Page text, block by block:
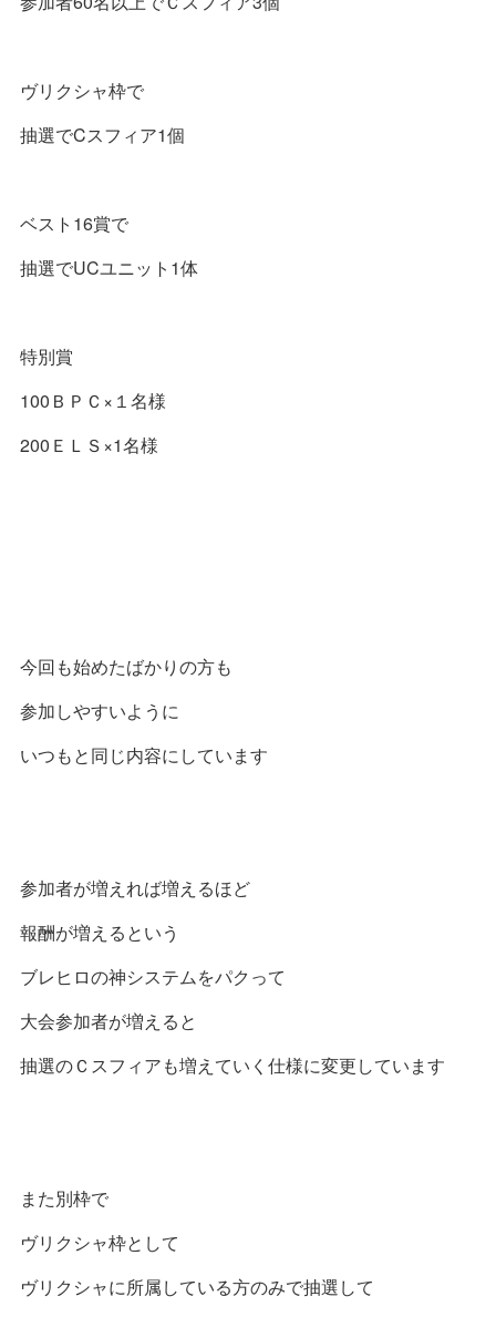
ヴリクシャ枠で
抽選でCスフィア1個
ベスト16賞で
抽選でUCユニット1体
特別賞
100ＢＰＣ×１名様
200ＥＬＳ×1名様
今回も始めたばかりの方も
参加しやすいように
いつもと同じ内容にしています
参加者が増えれば増えるほど
報酬が増えるという
ブレヒロの神システムをパクって
大会参加者が増えると
抽選のＣスフィアも増えていく仕様に変更しています
また別枠で
ヴリクシャ枠として
ヴリクシャに所属している方のみで抽選して